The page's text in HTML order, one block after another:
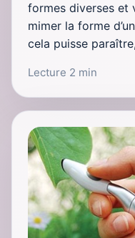
formes diverses et
mimer la forme
cela puisse
Lecture 2 min